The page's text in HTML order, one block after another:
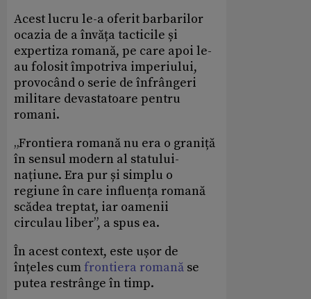
Acest lucru le-a oferit barbarilor
ocazia de a învăța tacticile și
expertiza romană, pe care apoi le-
au folosit împotriva imperiului,
provocând o serie de înfrângeri
militare devastatoare pentru
romani.
„Frontiera romană nu era o graniță
în sensul modern al statului-
națiune. Era pur și simplu o
regiune în care influența romană
scădea treptat, iar oamenii
circulau liber”, a spus ea.
În acest context, este ușor de
înțeles cumfrontiera romană se
putea restrânge în timp.